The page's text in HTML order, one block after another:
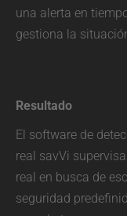
una alerta en
gestiona la
Resultado
El software de
real savVi
real en busca de
seguridad